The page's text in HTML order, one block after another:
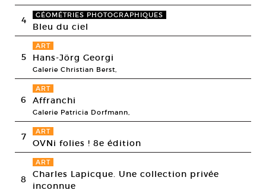
4 GÉOMÉTRIES PHOTOGRAPHIQUES
Bleu du ciel
5
ART
Hans-Jörg Georgi
Galerie Christian Berst,
6
ART
Affranchi
Galerie Patricia Dorfmann,
7 ART
OVNi folies ! 8e édition
8
ART
Charles Lapicque. Une collection privée
inconnue